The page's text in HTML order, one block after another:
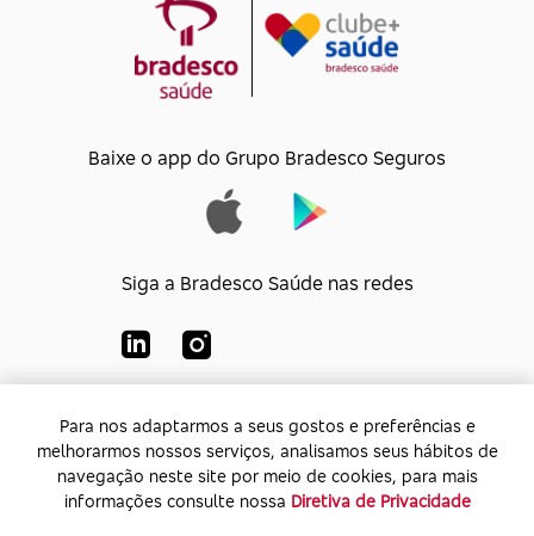
Para nos adaptarmos a seus gostos e preferências e
melhorarmos nossos serviços, analisamos seus hábitos de
navegação neste site por meio de cookies, para mais
informações consulte nossa Diretiva de Privacidade
Baixe o app do Grupo Bradesco Seguros
Siga a Bradesco Saúde nas redes
Bradesco Saúde S/A
CNPJ:92.693.118/0001-60
Endereço:
Av. Rio de Janeiro, 555 - Caju - Rio de
Janeiro - Rio de Janeiro - CEP: 20.931-675
Para nos adaptarmos a seus gostos e preferências e
melhorarmos nossos serviços, analisamos seus hábitos de
navegação neste site por meio de cookies, para mais
informações consulte nossa Diretiva de Privacidade